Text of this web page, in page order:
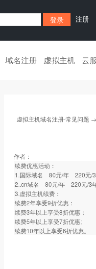
注册
域名注册 虚拟主机 云
虚拟主机域名注册-常见问题
作者：
续费优惠活动：
1.国际域名 80元/年 220元/
2..cn域名 80元/年 220元/3
3.虚拟主机续费：
续费2年享受9折优惠：
续费3年以上享受8折优惠；
续费5年以上享受7折优惠;
续费10年以上享受6折优惠。